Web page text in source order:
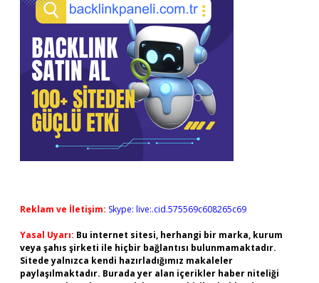
Reklam ve İletişim: Skype: live:.cid.575569c608265c69
Yasal Uyarı: Bu internet sitesi, herhangi bir marka, kurum
veya şahıs şirketi ile hiçbir bağlantısı bulunmamaktadır.
Sitede yalnızca kendi hazırladığımız makaleler
paylaşılmaktadır. Burada yer alan içerikler haber niteliği